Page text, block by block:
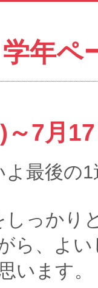
学年
～7月
よ最後の
しっかり
ら、よ
います。